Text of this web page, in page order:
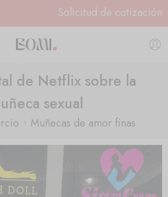
Solicitud de cotización
de Netflix sobre la
sexual
Muñecas de amor finas